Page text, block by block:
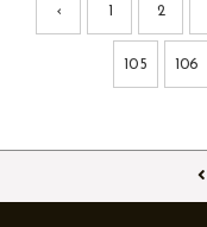
‹ 1 2
105 106